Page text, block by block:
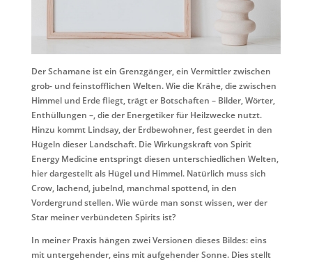
Der Schamane ist ein Grenzgänger, ein Vermittler zwischen
grob- und feinstofflichen Welten. Wie die Krähe, die zwischen
Himmel und Erde fliegt, trägt er Botschaften – Bilder, Wörter,
Enthüllungen –, die der Energetiker für Heilzwecke nutzt.
Hinzu kommt Lindsay, der Erdbewohner, fest geerdet in den
Hügeln dieser Landschaft. Die Wirkungskraft von Spirit
Energy Medicine entspringt diesen unterschiedlichen Welten,
hier dargestellt als Hügel und Himmel. Natürlich muss sich
Crow, lachend, jubelnd, manchmal spottend, in den
Vordergrund stellen. Wie würde man sonst wissen, wer der
Star meiner verbündeten Spirits ist?
In meiner Praxis hängen zwei Versionen dieses Bildes: eins
mit untergehender, eins mit aufgehender Sonne. Dies stellt